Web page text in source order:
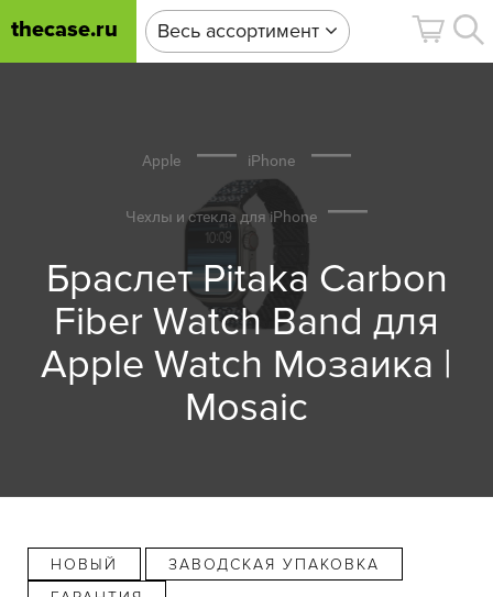
thecase.ru Весь ассортимент
Apple iPhone
Чехлы и стекла для iPhone
Браслет Pitaka Carbon
Fiber Watch Band для
Apple Watch Мозаика |
Mosaic
НОВЫЙ
ЗАВОДСКАЯ УПАКОВКА